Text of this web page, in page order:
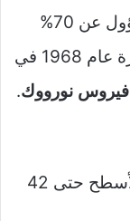
المسؤول عن 70%
من التفشيات العالمية. اكتُشف أول مرة عام 1968 في
فيروس نورووك.
يبقى نشطًا على الأسطح حتى 42